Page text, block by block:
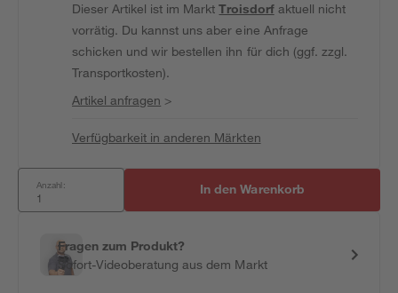
Dieser Artikel ist im MarktTroisdorfaktuell nicht
vorrätig. Du kannst uns aber eine Anfrage
schicken und wir bestellen ihn für dich (ggf. zzgl.
Transportkosten).
Artikel anfragen >
Verfügbarkeit in anderen Märkten
Anzahl: In den Warenkorb
Fragen zum Produkt?
Sofort-Videoberatung aus dem Markt